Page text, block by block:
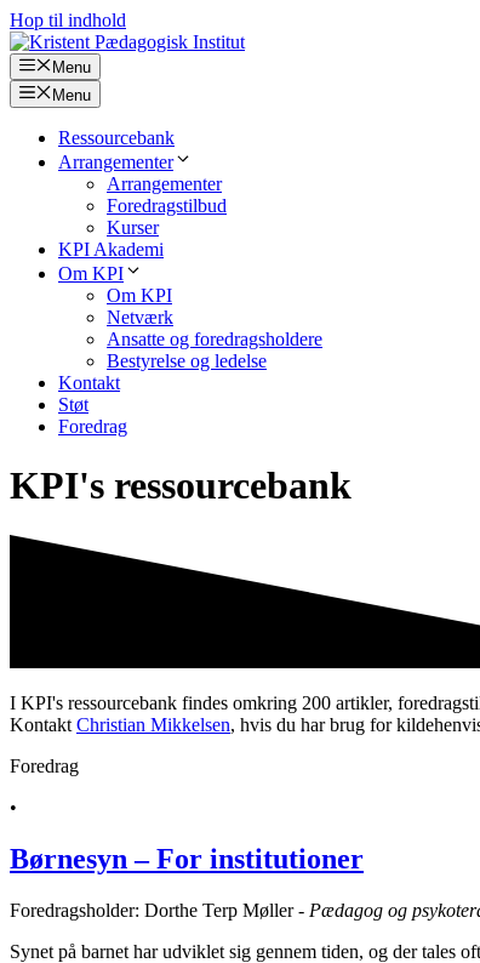
Hop til indhold
Menu
Menu
Ressourcebank
Arrangementer
Arrangementer
Foredragstilbud
Kurser
KPI Akademi
Om KPI
Om KPI
Netværk
Ansatte og foredragsholdere
Bestyrelse og ledelse
Kontakt
Støt
Foredrag
KPI's ressourcebank
I KPI's ressourcebank findes omkring 200 artikler,
Kontakt Christian Mikkelsen, hvis du har brug for
Foredrag
•
Børnesyn – For institutioner
Foredragsholder: Dorthe Terp Møller - Pædagog og
Synet på barnet har udviklet sig gennem tiden, og der tales